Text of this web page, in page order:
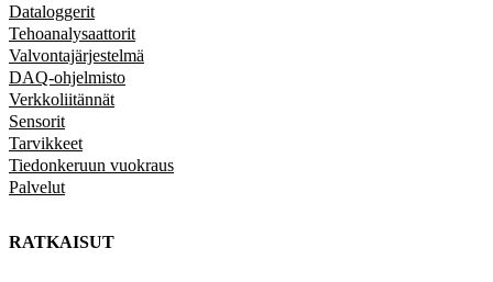
Dataloggerit
Tehoanalysaattorit
Valvontajärjestelmä
DAQ-ohjelmisto
Verkkoliitännät
Sensorit
Tarvikkeet
Tiedonkeruun vuokraus
Palvelut
RATKAISUT